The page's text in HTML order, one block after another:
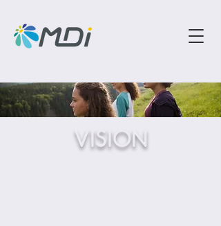
VISION